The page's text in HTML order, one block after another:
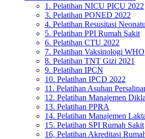
1. Pelatihan NICU PICU 2022
3. Pelatihan PONED 2022
4. Pelatihan Resusitasi
5. Pelatihan PPI Rumah Sakit
6. Pelatihan CTU 2022
7. Pelatihan Vaksinologi WHO
8. Pelatihan TNT Gizi 2021
9. Pelatihan IPCN
10. Pelatihan IPCD 2022
11. Pelatihan Asuhan
12. Pelatihan Manajemen
13. Pelatihan PPRA
14. Pelatihan Manajemen
15. Pelatihan SPI Rumah Sakit
16, Pelatihan Akreditasi